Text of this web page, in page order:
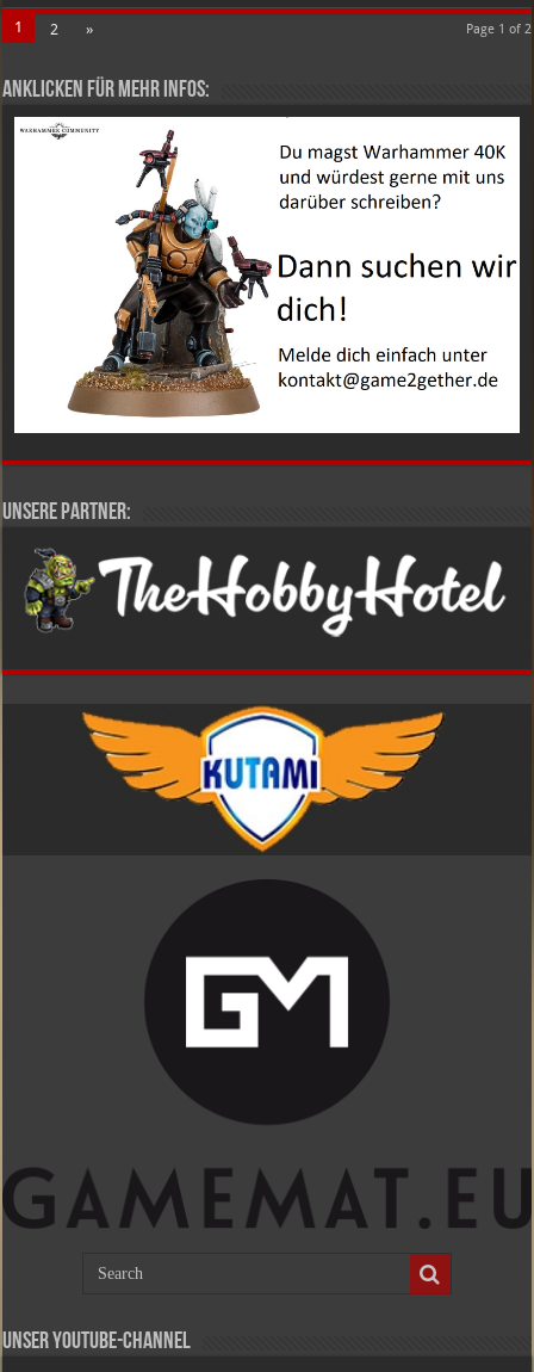
Page 1 of 2
1 2 »
Anklicken für mehr Infos:
Unsere Partner:
Unser Youtube-Channel